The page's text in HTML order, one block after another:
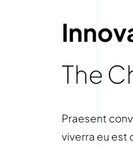
The
Praesent
viverra eu est